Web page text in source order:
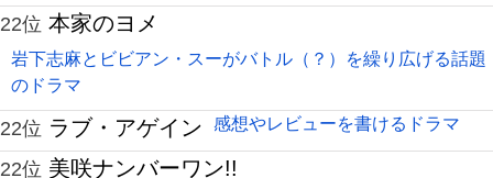
22位 本家のヨメ
岩下志麻とビビアン・スーがバトル（？）を繰り広げる話題
のドラマ
22位 ラブ・アゲイン 感想やレビューを書けるドラマ
22位 美咲ナンバーワン!!